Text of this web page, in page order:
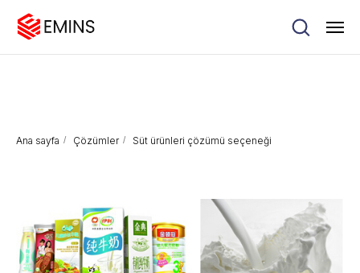
Ana sayfa / Çözümler / Süt ürünleri çözümü seçeneği